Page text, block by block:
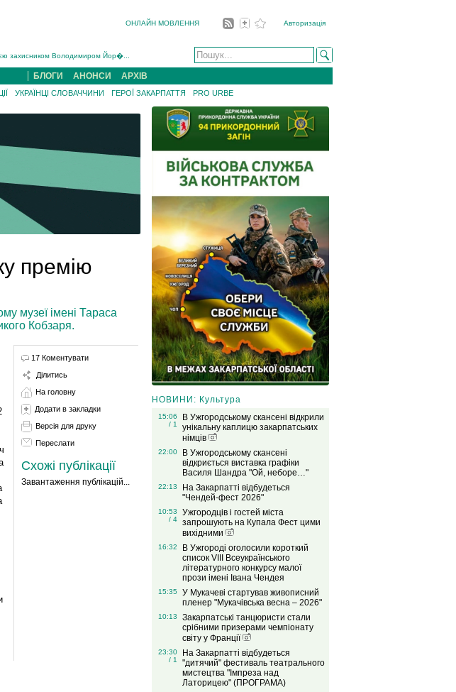
ОНЛАЙН МОВЛЕННЯ Авторизація
за обвинуваченням у катув...
Югасом, який два роки �...
Юліана Гербея (ФОТО)[/gree...
(ФОТО)...
13 людей (ФОТО)...
за обвинувачен...
БЛОГИ АНОНСИ АРХІВ
УКРАЇНЦІ СЛОВАЧЧИНИ ГЕРОЇ ЗАКАРПАТТЯ PRO URBE
премію
музеї імені Тараса
Кобзаря.
17 Коментувати
Ділитись
На головну
Додати в закладки
Версія для друку
Переслати
Схожі публікації
Завантаження публікацій...
НОВИНИ: Культура
15:06
/ 1
В Ужгородському скансені відкрили
унікальну каплицю закарпатських
німців
22:00
В Ужгородському скансені
відкриється виставка графіки
Василя Шандра "Ой, неборе…"
22:13
На Закарпатті відбудеться
"Чендей-фест 2026"
10:53
/ 4
Ужгородців і гостей міста
запрошують на Купала Фест цими
вихідними
16:32
В Ужгороді оголосили короткий
список VIІІ Всеукраїнського
літературного конкурсу малої
прози імені Івана Чендея
15:35
У Мукачеві стартував живописний
пленер "Мукачівська весна – 2026"
10:13
Закарпатські танцюристи стали
срібними призерами чемпіонату
світу у Франції
23:30
/ 1
На Закарпатті відбудеться
"дитячий" фестиваль театрального
мистецтва "Імпреза над
Латорицею" (ПРОГРАМА)